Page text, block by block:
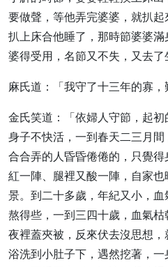
要做聲，等他弄完婆婆，就扒
扒上床合他睡了，那時節婆婆
婆得受用，名節又不失，又去了
麻氏道：「我守了十三年的寡，
金氏笑道：「依婦人守節，起
身子不快活，一到春天二三月間
合合弄的人昏昏倦倦的，只覺
紅一陣、腿裡又酸一陣，自家
景。到二十多歲，年紀又小，
熬得些，一到三四十歲，血氣
夜裡蓋夾被，反來伏去沒思想
浴洗到小肚子下，遇然挖著，一